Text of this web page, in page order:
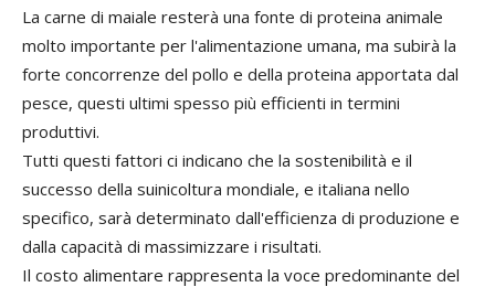
La carne di maiale resterà una fonte di proteina animale
molto importante per l'alimentazione umana, ma subirà la
forte concorrenze del pollo e della proteina apportata dal
pesce, questi ultimi spesso più efficienti in termini
produttivi.
Tutti questi fattori ci indicano che la sostenibilità e il
successo della suinicoltura mondiale, e italiana nello
specifico, sarà determinato dall'efficienza di produzione e
dalla capacità di massimizzare i risultati.
Il costo alimentare rappresenta la voce predominante del